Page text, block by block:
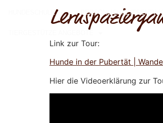
HUNDESCHULE
Link zur Tour:
Hunde in der Pubertät |
Hier die Videoerklärung zur